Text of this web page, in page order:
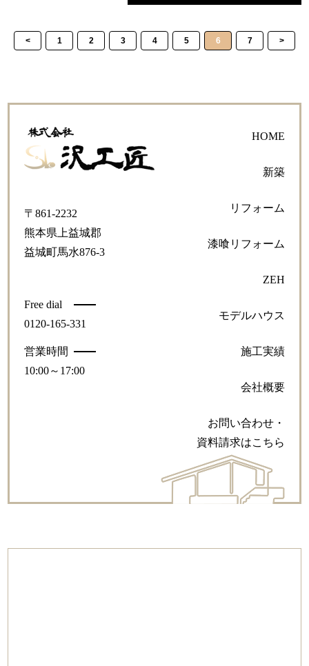
< 1 2 3 4 5 6 7 >
〒861-2232
熊本県上益城郡
益城町馬水876-3
Free dial
0120-165-331
営業時間
10:00～17:00
HOME
新築
リフォーム
漆喰リフォーム
ZEH
モデルハウス
施工実績
会社概要
お問い合わせ・
資料請求はこちら